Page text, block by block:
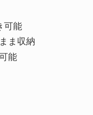
可能
ま収納
能